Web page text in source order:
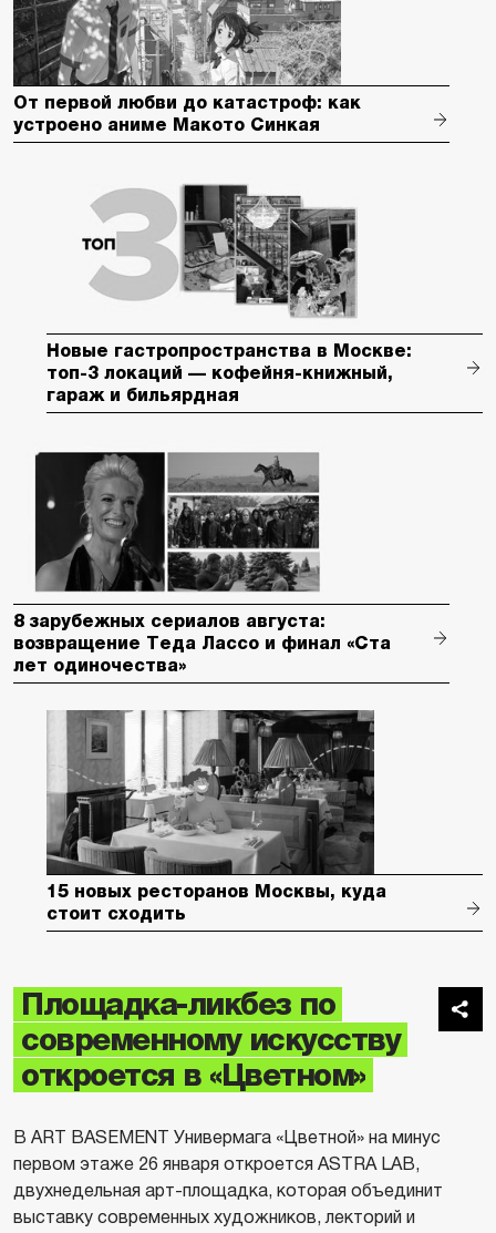
От первой любви до катастроф: как
устроено аниме Макото Синкая
Новые гастропространства в Москве:
топ-3 локаций — кофейня-книжный,
гараж и бильярдная
8 зарубежных сериалов августа:
возвращение Теда Лассо и финал «Ста
лет одиночества»
15 новых ресторанов Москвы, куда
стоит сходить
Площадка-ликбез по
современному искусству
откроется в «Цветном»
В ART BASEMENT Универмага «Цветной» на минус
первом этаже 26 января откроется ASTRA LAB,
двухнедельная арт-площадка, которая объединит
выставку современных художников, лекторий и